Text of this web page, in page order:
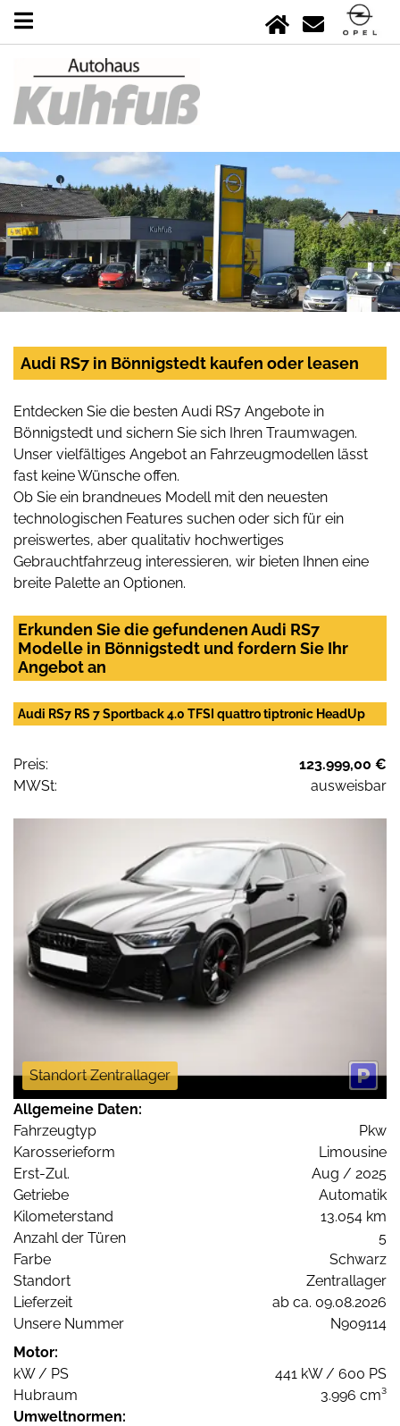
Audi RS7 in Bönnigstedt kaufen oder leasen
Entdecken Sie die besten Audi RS7 Angebote in
Bönnigstedt und sichern Sie sich Ihren Traumwagen.
Unser vielfältiges Angebot an Fahrzeugmodellen lässt
fast keine Wünsche offen.
Ob Sie ein brandneues Modell mit den neuesten
technologischen Features suchen oder sich für ein
preiswertes, aber qualitativ hochwertiges
Gebrauchtfahrzeug interessieren, wir bieten Ihnen eine
breite Palette an Optionen.
Erkunden Sie die gefundenen Audi RS7
Modelle in Bönnigstedt und fordern Sie Ihr
Angebot an
Audi RS7 RS 7 Sportback 4.0 TFSI quattro tiptronic HeadUp
Preis:
123.999,00 €
MWSt:
ausweisbar
Standort Zentrallager
Allgemeine Daten:
Fahrzeugtyp
Pkw
Karosserieform
Limousine
Erst-Zul.
Aug / 2025
Getriebe
Automatik
Kilometerstand
13.054 km
Anzahl der Türen
5
Farbe
Schwarz
Standort
Zentrallager
Lieferzeit
ab ca. 09.08.2026
Unsere Nummer
N909114
Motor:
kW / PS
441 kW / 600 PS
Hubraum
3.996 cm³
Umweltnormen: